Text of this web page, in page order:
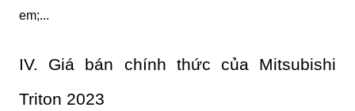
em;...
IV. Giá bán chính thức của Mitsubishi
Triton 2023